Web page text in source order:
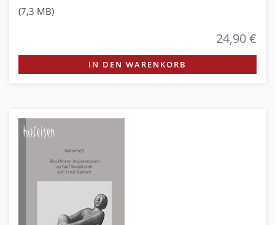
(7,3 MB)
24,90 €
IN DEN WARENKORB